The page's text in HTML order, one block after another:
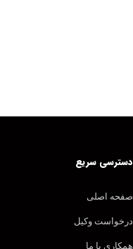
دسترسی سریع
صفحه اصلی
درخواست وکیل
همکاری با ما